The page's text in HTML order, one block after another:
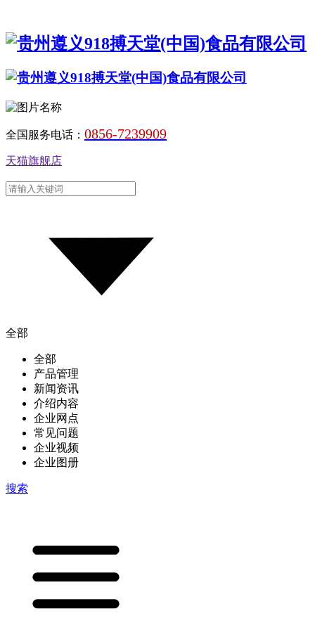
全国服务电话： 0856-7239909
天猫旗舰店
全部
全部
产品管理
新闻资讯
介绍内容
企业网点
常见问题
企业视频
企业图册
搜索